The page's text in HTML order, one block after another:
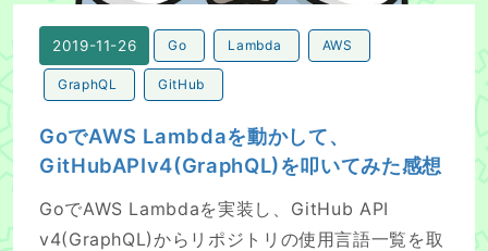
2019-11-26 Go Lambda AWS
GraphQL GitHub
GoでAWS Lambdaを動かして、
GitHubAPIv4(GraphQL)を叩いてみた感想
GoでAWS Lambdaを実装し、GitHub API
v4(GraphQL)からリポジトリの使用言語一覧を取